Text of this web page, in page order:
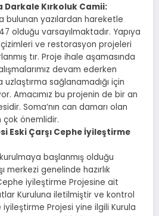
Darkale Kırkoluk Camii:
bulunan yazılardan hareketle
olduğu varsayılmaktadır. Yapıya
ve restorasyon projeleri
tır. Proje ihale aşamasında
devam ederken
uzlaştırma sağlanamadığı için
Amacımız bu projenin de bir an
Soma’nın can damarı olan
çok önemlidir.
Eski Çarşı Cephe İyileştirme
başlanmış olduğu
merkezi genelinde hazırlık
iyileştirme Projesine ait
Kuruluna iletilmiştir ve kontrol
iyileştirme Projesi yine ilgili Kurula